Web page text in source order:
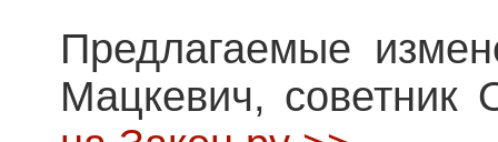
Предлагаемые
Мацкевич, советник